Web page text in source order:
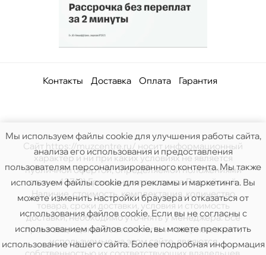
Контакты Доставка Оплата Гарантия
Сайт https://muzcentre.ru/ носит информационный
характер и ни при каких условиях не является
публичной офертой, определяемой положениями
статьи 437(2) Гражданского кодекса Российской.
Наличие, стоимость, комплектация, количество
товара, сроки доставки, условия и стоимость
доставки, необходимо уточнять у менеджера. Все
права защищены. Все логотипы и товарные знаки,
используемые на этом сайте, являются
Мы используем файлы cookie для улучшения работы сайта,
анализа его использования и предоставления
пользователям персонализированного контента. Мы также
используем файлы cookie для рекламы и маркетинга. Вы
можете изменить настройки браузера и отказаться от
использования файлов cookie. Если вы не согласны с
использованием файлов cookie, вы можете прекратить
использование нашего сайта. Более подробная информация